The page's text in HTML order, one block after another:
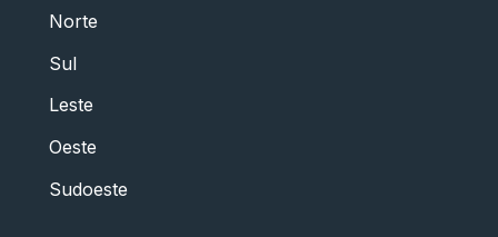
Norte
Sul
Leste
Oeste
Sudoeste